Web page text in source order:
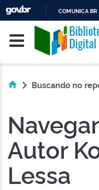
COMUNICA BR
Skip navigation
Buscando no
Autor
Lessa